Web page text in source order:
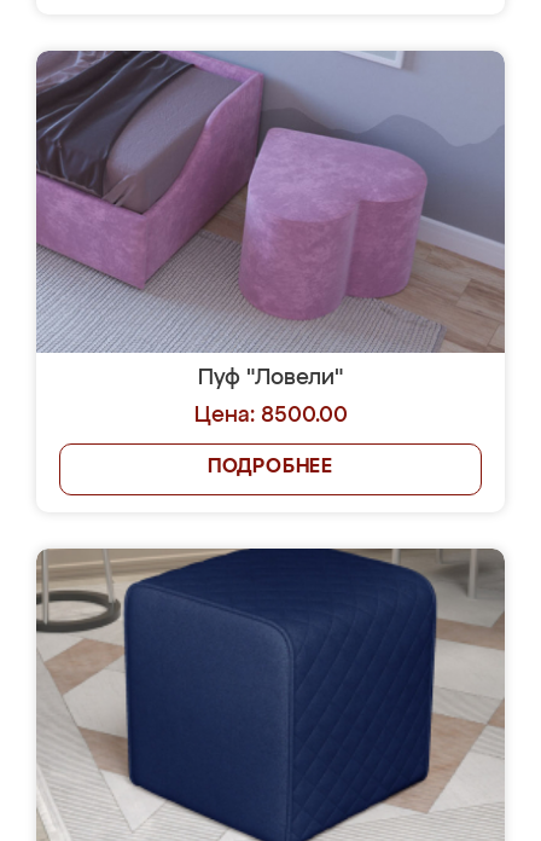
Пуф "Ловели"
Цена: 8500.00
ПОДРОБНЕЕ